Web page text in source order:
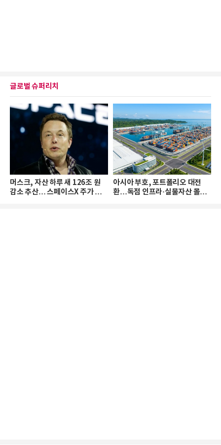
글로벌 슈퍼리치
머스크, 자산 하루 새 126조 원
감소 추산… 스페이스X 주가 하
아시아 부호, 포트폴리오 대전
환…독점 인프라·실물자산 몰린